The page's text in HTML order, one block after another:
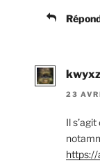
kwyxz
23
Il
https://